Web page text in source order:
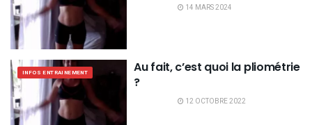
14 MARS 2024
INFOS ENTRAINEMENT
Au fait, c’est quoi la pliométrie
?
12 OCTOBRE 2022